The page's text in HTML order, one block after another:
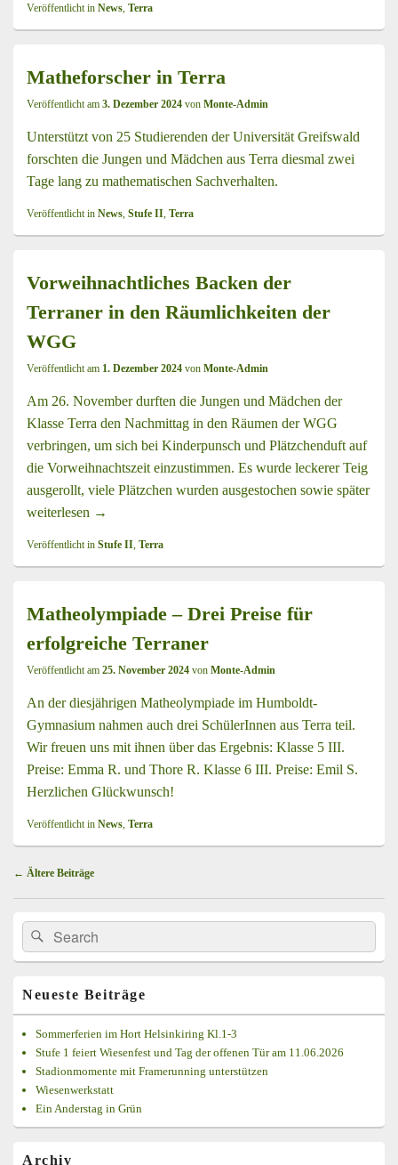
Veröffentlicht in News, Terra
Matheforscher in Terra
Veröffentlicht am 3. Dezember 2024 von Monte-Admin
Unterstützt von 25 Studierenden der Universität Greifswald
forschten die Jungen und Mädchen aus Terra diesmal zwei
Tage lang zu mathematischen Sachverhalten.
Veröffentlicht in News, Stufe II, Terra
Vorweihnachtliches Backen der
Terraner in den Räumlichkeiten der
WGG
Veröffentlicht am 1. Dezember 2024 von Monte-Admin
Am 26. November durften die Jungen und Mädchen der
Klasse Terra den Nachmittag in den Räumen der WGG
verbringen, um sich bei Kinderpunsch und Plätzchenduft auf
die Vorweihnachtszeit einzustimmen. Es wurde leckerer Teig
ausgerollt, viele Plätzchen wurden ausgestochen sowie später
weiterlesen Vorweihnachtliches Backen der Terraner in den
→
Veröffentlicht in Stufe II, Terra
Matheolympiade – Drei Preise für
erfolgreiche Terraner
Veröffentlicht am 25. November 2024 von Monte-Admin
An der diesjährigen Matheolympiade im Humboldt-
Gymnasium nahmen auch drei SchülerInnen aus Terra teil.
Wir freuen uns mit ihnen über das Ergebnis: Klasse 5 III.
Preise: Emma R. und Thore R. Klasse 6 III. Preise: Emil S.
Herzlichen Glückwunsch!
Veröffentlicht in News, Terra
Beitragsnavigation
← Ältere Beiträge
Primärer
Seitenleisten
Widget-
Search
for:
Suche
Neueste Beiträge
Sommerferien im Hort Helsinkiring Kl.1-3
Stufe 1 feiert Wiesenfest und Tag der offenen Tür am 11.06.2026
Stadionmomente mit Framerunning unterstützen
Wiesenwerkstatt
Ein Anderstag in Grün
Archiv